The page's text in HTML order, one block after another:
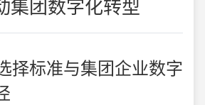
集团数字化转型
择标准与集团企业数字